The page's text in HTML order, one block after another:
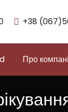
+38
Про